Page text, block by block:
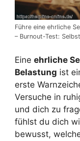
Führe eine ehrliche
– Burnout-Test:
Eine ehrliche
Belastung ist
erste
Versuche in
und dich zu
fühlst du dich
bewusst,